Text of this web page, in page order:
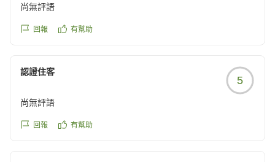
尚無評語
回報 有幫助
認證住客
5
尚無評語
回報 有幫助